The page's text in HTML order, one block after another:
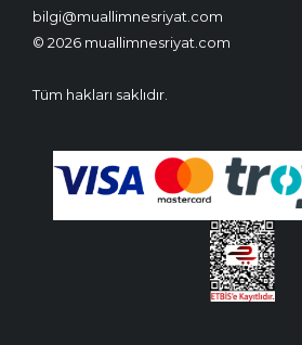
bilgi@muallimnesriyat.com
© 2026 muallimnesriyat.com
Tüm hakları saklıdır.